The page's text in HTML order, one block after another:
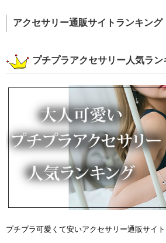
アクセサリー通販サイトランキング
プチプラアクセサリー人気ラン
プチプラ可愛くて安いアクセサリー通販サイ